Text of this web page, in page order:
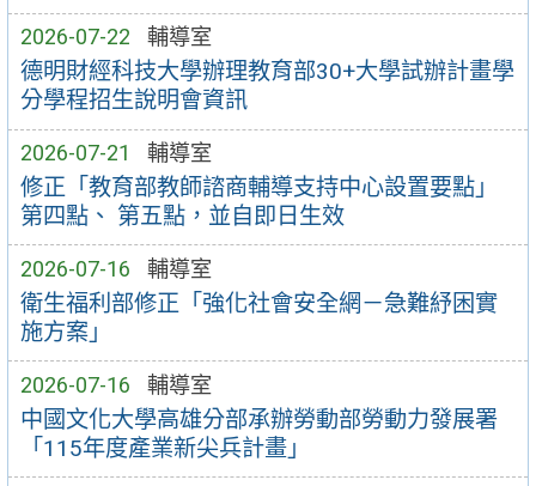
2026-07-22 輔導室
德明財經科技大學辦理教育部30+大學試辦計畫學
分學程招生說明會資訊
2026-07-21 輔導室
修正「教育部教師諮商輔導支持中心設置要點」
第四點、 第五點，並自即日生效
2026-07-16 輔導室
衛生福利部修正「強化社會安全網－急難紓困實
施方案」
2026-07-16 輔導室
中國文化大學高雄分部承辦勞動部勞動力發展署
「115年度產業新尖兵計畫」